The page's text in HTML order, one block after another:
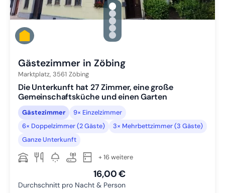
gallery.slide_selector
Zu Slide 1 wechseln
Zu Slide 2 wechseln
Zu Slide 3 wechseln
Zu Slide 4 wechseln
Zu Slide 5 wechseln
Gästezimmer in Zöbing
Marktplatz, 3561 Zöbing
Die Unterkunft hat 27 Zimmer, eine große
Gemeinschaftsküche und einen Garten
Gästezimmer
9× Einzelzimmer
6× Doppelzimmer (2 Gäste)
3× Mehrbettzimmer (3 Gäste)
Ganze Unterkunft
+ 16 weitere
16,00 €
Durchschnitt pro Nacht & Person